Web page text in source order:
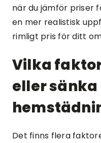
när du jämför priser
en mer realistisk
rimligt pris för ditt
Vilka
eller sänka
Det finns flera